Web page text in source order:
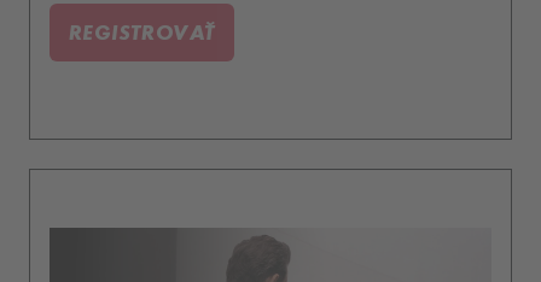
podezřelého z předchozího případu.
REGISTROVAŤ